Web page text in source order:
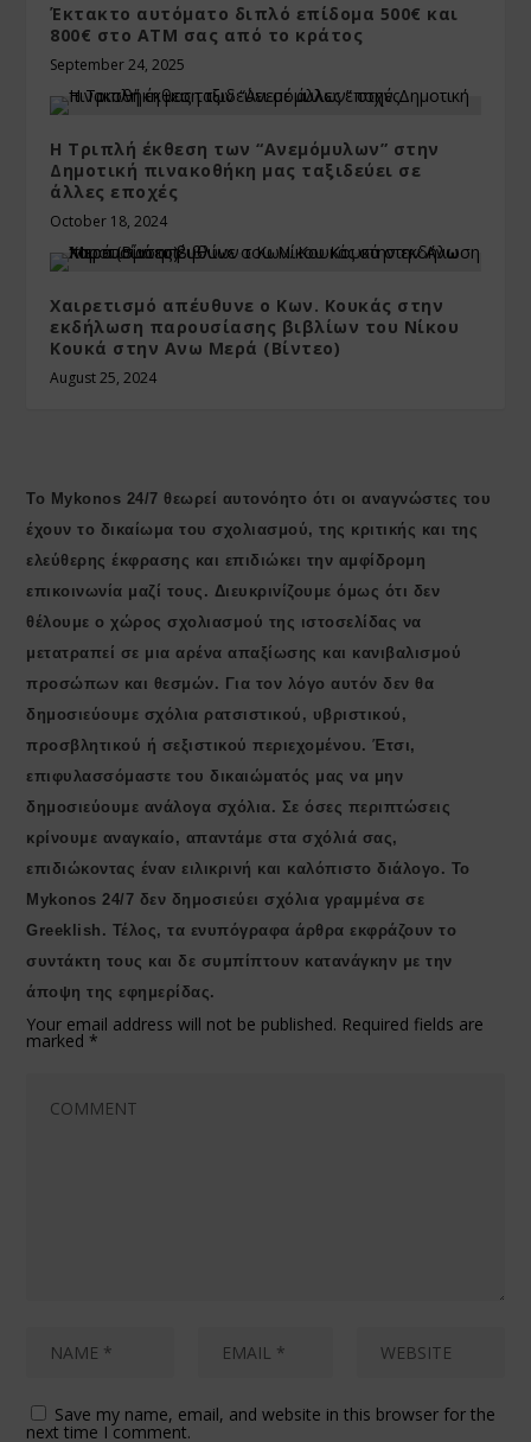
Έκτακτο αυτόματο διπλό επίδομα 500€ και
800€ στο ΑΤΜ σας από το κράτος
September 24, 2025
Η Τριπλή έκθεση των “Ανεμόμυλων” στην
Δημοτική πινακοθήκη μας ταξιδεύει σε
άλλες εποχές
October 18, 2024
Χαιρετισμό απέυθυνε ο Κων. Κουκάς στην
εκδήλωση παρουσίασης βιβλίων του Νίκου
Κουκά στην Ανω Μερά (Βίντεο)
August 25, 2024
Το Mykonos 24/7 θεωρεί αυτονόητο ότι οι αναγνώστες του
έχουν το δικαίωμα του σχολιασμού, της κριτικής και της
ελεύθερης έκφρασης και επιδιώκει την αμφίδρομη
επικοινωνία μαζί τους. Διευκρινίζουμε όμως ότι δεν
θέλουμε ο χώρος σχολιασμού της ιστοσελίδας να
μετατραπεί σε μια αρένα απαξίωσης και κανιβαλισμού
προσώπων και θεσμών. Για τον λόγο αυτόν δεν θα
δημοσιεύουμε σχόλια ρατσιστικού, υβριστικού,
προσβλητικού ή σεξιστικού περιεχομένου. Έτσι,
επιφυλασσόμαστε του δικαιώματός μας να μην
δημοσιεύουμε ανάλογα σχόλια. Σε όσες περιπτώσεις
κρίνουμε αναγκαίο, απαντάμε στα σχόλιά σας,
επιδιώκοντας έναν ειλικρινή και καλόπιστο διάλογο. Το
Μykonos 24/7 δεν δημοσιεύει σχόλια γραμμένα σε
Greeklish. Τέλος, τα ενυπόγραφα άρθρα εκφράζουν το
συντάκτη τους και δε συμπίπτουν κατανάγκην με την
άποψη της εφημερίδας.
Your email address will not be published. Required fields are
marked *
Save my name, email, and website in this browser for the
next time I comment.